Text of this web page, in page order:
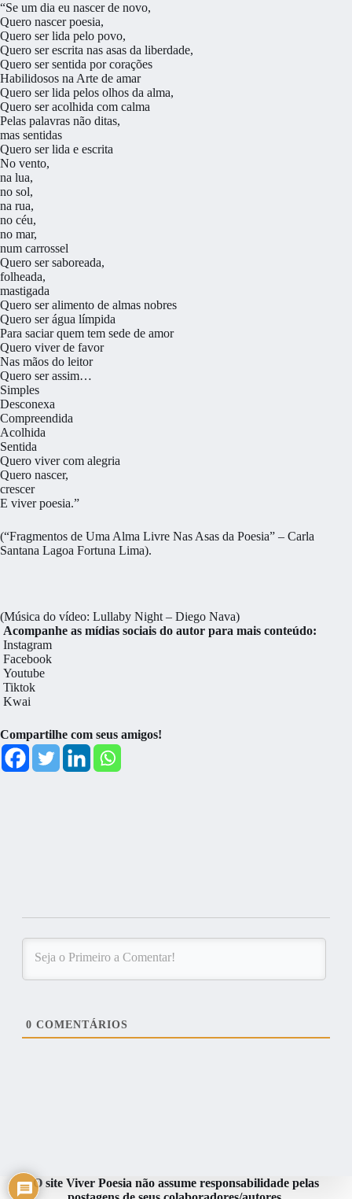
“Se um dia eu nascer de novo,
Quero nascer poesia,
Quero ser lida pelo povo,
Quero ser escrita nas asas da liberdade,
Quero ser sentida por corações
Habilidosos na Arte de amar
Quero ser lida pelos olhos da alma,
Quero ser acolhida com calma
Pelas palavras não ditas,
mas sentidas
Quero ser lida e escrita
No vento,
na lua,
no sol,
na rua,
no céu,
no mar,
num carrossel
Quero ser saboreada,
folheada,
mastigada
Quero ser alimento de almas nobres
Quero ser água límpida
Para saciar quem tem sede de amor
Quero viver de favor
Nas mãos do leitor
Quero ser assim…
Simples
Desconexa
Compreendida
Acolhida
Sentida
Quero viver com alegria
Quero nascer,
crescer
E viver poesia.”
(“Fragmentos de Uma Alma Livre Nas Asas da Poesia” – Carla
Santana Lagoa Fortuna Lima).
(Música do vídeo: Lullaby Night – Diego Nava)
Acompanhe as mídias sociais do autor para mais conteúdo:
Instagram
Facebook
Youtube
Tiktok
Kwai
Compartilhe com seus amigos!
0 COMENTÁRIOS
O site Viver Poesia não assume responsabilidade pelas